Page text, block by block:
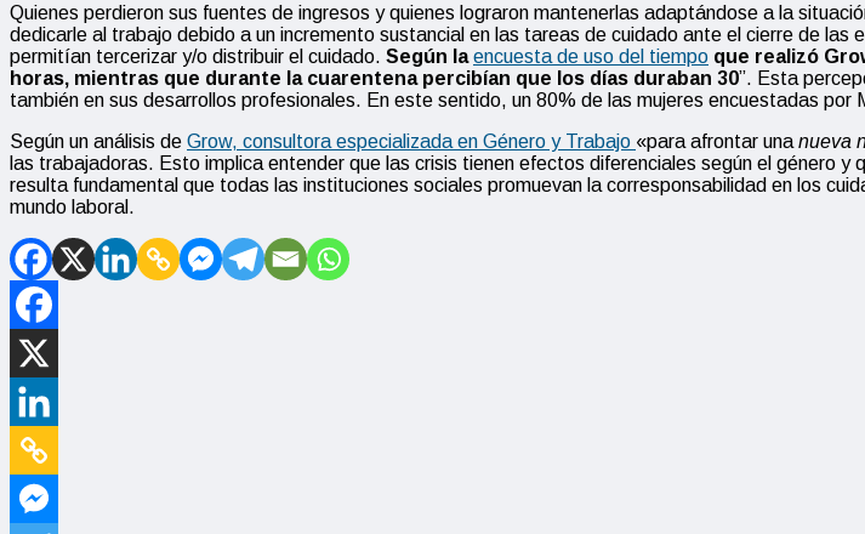
Quienes perdieron sus fuentes de ingresos y quienes lograron mantenerlas adaptándose a la
dedicarle al trabajo debido a un incremento sustancial en las tareas de cuidado ante el cierre de
permitían tercerizar y/o distribuir el cuidado. Según laencuesta de uso del tiempo que realizó
horas, mientras que durante la cuarentena percibían que los días duraban 30”. Esta
también en sus desarrollos profesionales. En este sentido, un 80% de las mujeres encuestadas por
Según un análisis de Grow, consultora especializada en Género y Trabajo «para afrontar una nueva
las trabajadoras. Esto implica entender que las crisis tienen efectos diferenciales según el género
resulta fundamental que todas las instituciones sociales promuevan la corresponsabilidad en los
mundo laboral.